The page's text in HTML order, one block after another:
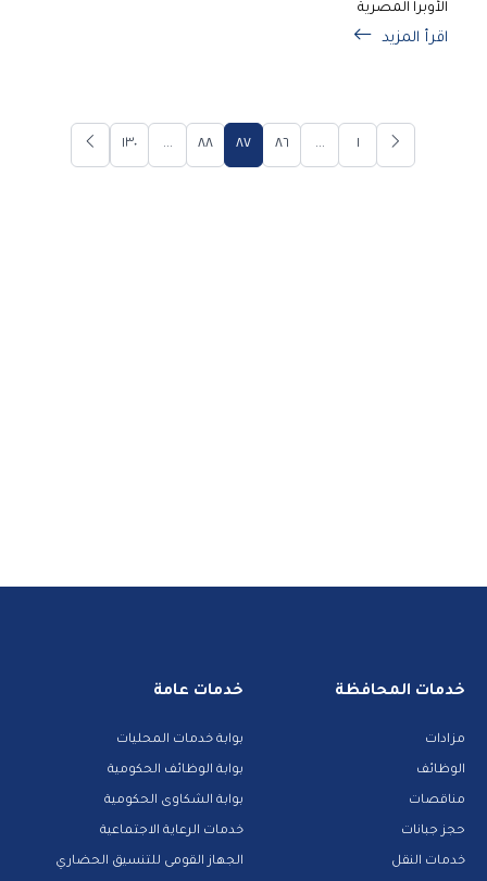
الأوبرا المصرية
اقرأ المزيد
١ ... ٨٦ ٨٧ ٨٨ ... ١٣٠
خدمات المحافظة
مزادات
الوظائف
مناقصات
حجز جبانات
خدمات النقل
خدمات عامة
بوابة خدمات المحليات
بوابة الوظائف الحكومية
بوابة الشكاوى الحكومية
خدمات الرعاية الاجتماعية
الجهاز القومى للتنسيق الحضاري